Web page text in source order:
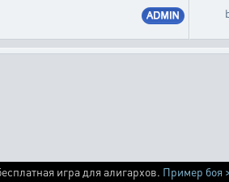
игра для алигархов. Пример боя